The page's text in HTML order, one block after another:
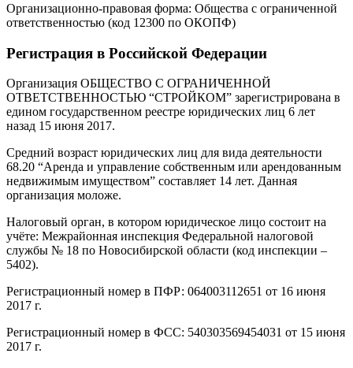
Организационно-правовая форма: Общества с ограниченной
ответственностью (код 12300 по ОКОПФ)
Регистрация в Российской Федерации
Организация ОБЩЕСТВО С ОГРАНИЧЕННОЙ
ОТВЕТСТВЕННОСТЬЮ “СТРОЙКОМ” зарегистрирована в
едином государственном реестре юридических лиц 6 лет
назад 15 июня 2017.
Средний возраст юридических лиц для вида деятельности
68.20 “Аренда и управление собственным или арендованным
недвижимым имуществом” составляет 14 лет. Данная
организация моложе.
Налоговый орган, в котором юридическое лицо состоит на
учёте: Межрайонная инспекция Федеральной налоговой
службы № 18 по Новосибирской области (код инспекции –
5402).
Регистрационный номер в ПФР: 064003112651 от 16 июня
2017 г.
Регистрационный номер в ФСС: 540303569454031 от 15 июня
2017 г.